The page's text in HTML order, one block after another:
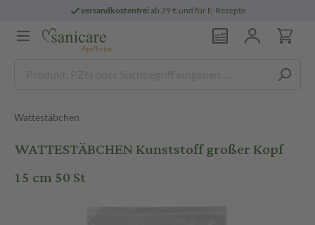
versandkostenfreiab 29 € und für E-Rezepte
Wattestäbchen
WATTESTÄBCHEN Kunststoff großer Kopf
15 cm 50 St